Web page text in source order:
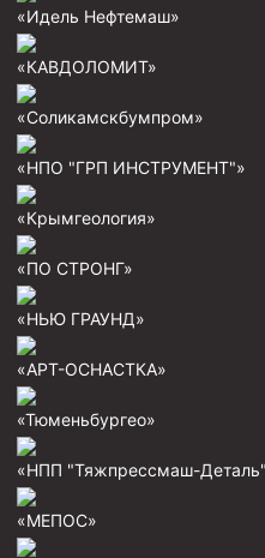
Патрубки
Краны шаровые КШЗ
Головки
скважин УЭЦС
Турбулизаторы типа ЦТ
Кольца ограничительные
Клапаны обратные
Краны шаровые и
Скребки корончатые СК
«Идель Нефтемаш»
«КАВДОЛОМИТ»
«Соликамскбумпром»
«НПО "ГРП ИНСТРУМЕНТ"»
«Крымгеология»
«ПО СТРОНГ»
«НЬЮ ГРАУНД»
«АРТ-ОСНАСТКА»
«Тюменьбургео»
«НПП "Тяжпрессмаш-
«МЕПОС»